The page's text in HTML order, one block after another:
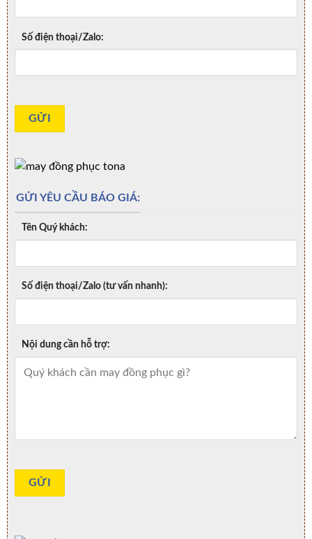
Số điện thoại/Zalo:
GỬI YÊU CẦU BÁO GIÁ:
Tên Quý khách:
Số điện thoại/Zalo (tư vấn nhanh):
Nội dung cần hỗ trợ: